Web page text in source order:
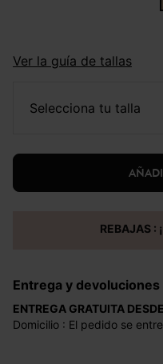
Ver la guía de tallas
selecciona tu talla
REBAJAS
Entrega y devoluciones
ENTREGA GRATUITA
Domicilio : El pedido se